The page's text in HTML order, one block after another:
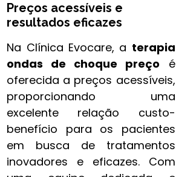
Preços acessíveis e
resultados eficazes
Na Clínica Evocare, a terapia
ondas de choque preço é
oferecida a preços acessíveis,
proporcionando uma
excelente relação custo-
benefício para os pacientes
em busca de tratamentos
inovadores e eficazes. Com